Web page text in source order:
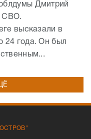
Дмитрий
СВО.
высказали в
24 года. Он был